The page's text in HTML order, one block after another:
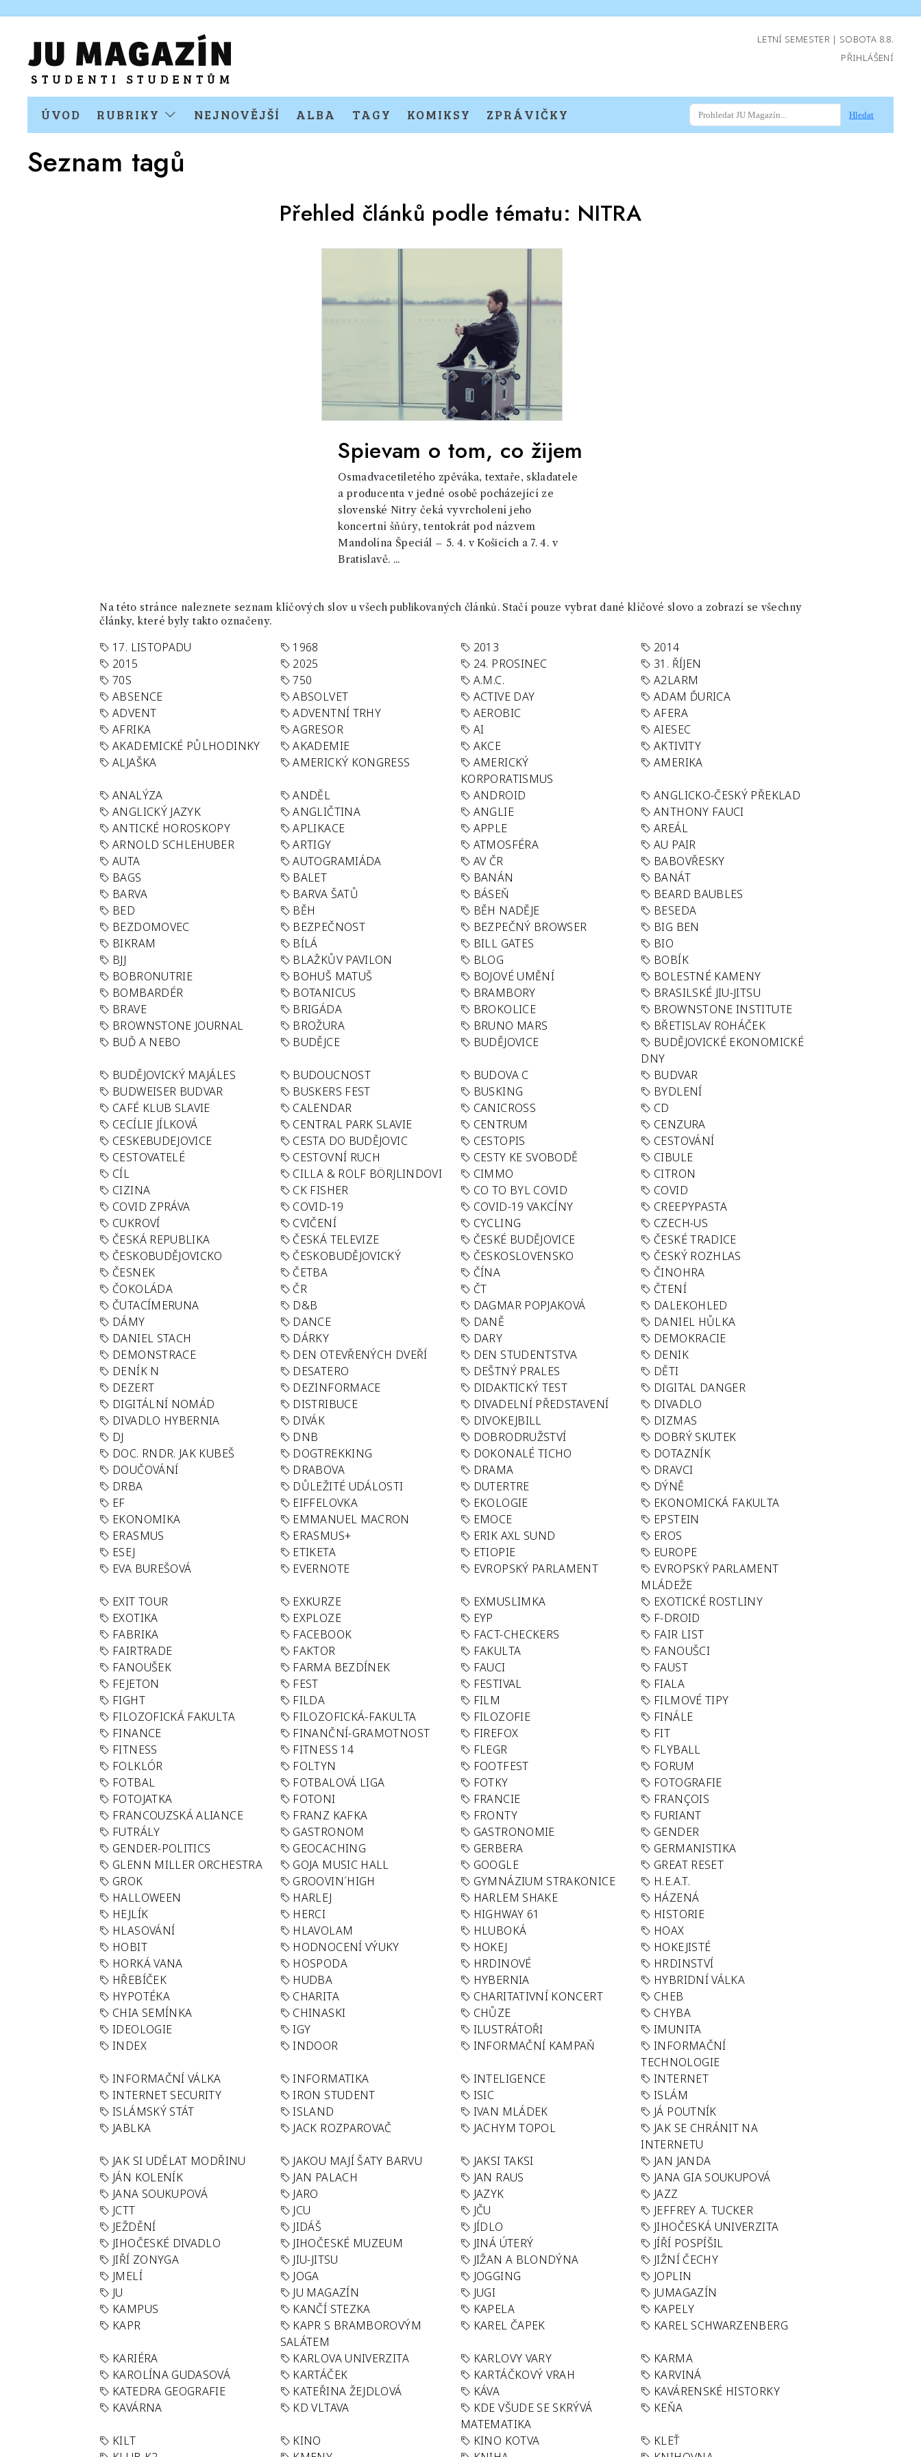
LETNÍ SEMESTER | SOBOTA 8.8.
PŘIHLÁŠENÍ
ÚVOD RUBRIKY NEJNOVĚJŠÍ ALBA TAGY KOMIKSY ZPRÁVIČKY Hledat
Seznam tagů
Přehled článků podle tématu: NITRA
Spievam o tom, co žijem
Osmadvacetiletého zpěváka, textaře, skladatele
a producenta v jedné osobě pocházející ze
slovenské Nitry čeká vyvrcholení jeho
koncertní šňůry, tentokrát pod názvem
Mandolína Špeciál – 5. 4. v Košicích a 7. 4. v
Bratislavě. ...
Na této stránce naleznete seznam klíčových slov u všech publikovaných článků. Stačí pouze vybrat dané klíčové slovo a zobrazí se všechny
články, které byly takto označeny.
17. LISTOPADU 1968 2013
2014
2015
2025 24. PROSINEC
31. ŘÍJEN
70S
750 A.M.C.
A2LARM
ABSENCE
ABSOLVET ACTIVE DAY
ADAM ĎURICA
ADVENT
ADVENTNÍ TRHY AEROBIC
AFERA
AFRIKA
AGRESOR AI
AIESEC
AKADEMICKÉ PŮLHODINKY
AKADEMIE AKCE
AKTIVITY
ALJAŠKA
AMERICKÝ KONGRESS
AMERICKÝ
KORPORATISMUS
AMERIKA
ANALÝZA ANDĚL ANDROID
ANGLICKO-ČESKÝ PŘEKLAD
ANGLICKÝ JAZYK
ANGLIČTINA ANGLIE
ANTHONY FAUCI
ANTICKÉ HOROSKOPY
APLIKACE APPLE
AREÁL
ARNOLD SCHLEHUBER
ARTIGY ATMOSFÉRA
AU PAIR
AUTA
AUTOGRAMIÁDA AV ČR
BABOVŘESKY
BAGS
BALET BANÁN
BANÁT
BARVA
BARVA ŠATŮ BÁSEŇ
BEARD BAUBLES
BED
BĚH BĚH NADĚJE
BESEDA
BEZDOMOVEC
BEZPEČNOST BEZPEČNÝ BROWSER
BIG BEN
BIKRAM
BÍLÁ BILL GATES
BIO
BJJ
BLAŽKŮV PAVILON BLOG
BOBÍK
BOBRONUTRIE
BOHUŠ MATUŠ BOJOVÉ UMĚNÍ
BOLESTNÉ KAMENY
BOMBARDÉR
BOTANICUS BRAMBORY
BRASILSKÉ JIU-JITSU
BRAVE
BRIGÁDA BROKOLICE
BROWNSTONE INSTITUTE
BROWNSTONE JOURNAL
BROŽURA BRUNO MARS
BŘETISLAV ROHÁČEK
BUĎ A NEBO
BUDĚJCE BUDĚJOVICE
BUDĚJOVICKÉ EKONOMICKÉ
DNY
BUDĚJOVICKÝ MAJÁLES
BUDOUCNOST BUDOVA C
BUDVAR
BUDWEISER BUDVAR
BUSKERS FEST BUSKING
BYDLENÍ
CAFÉ KLUB SLAVIE
CALENDAR CANICROSS
CD
CECÍLIE JÍLKOVÁ
CENTRAL PARK SLAVIE CENTRUM
CENZURA
CESKEBUDEJOVICE
CESTA DO BUDĚJOVIC CESTOPIS
CESTOVÁNÍ
CESTOVATELÉ
CESTOVNÍ RUCH CESTY KE SVOBODĚ
CIBULE
CÍL
CILLA & ROLF BÖRJLINDOVI CIMMO
CITRON
CIZINA
CK FISHER CO TO BYL COVID
COVID
COVID ZPRÁVA
COVID-19 COVID-19 VAKCÍNY
CREEPYPASTA
CUKROVÍ
CVIČENÍ CYCLING
CZECH-US
ČESKÁ REPUBLIKA
ČESKÁ TELEVIZE ČESKÉ BUDĚJOVICE
ČESKÉ TRADICE
ČESKOBUDĚJOVICKO
ČESKOBUDĚJOVICKÝ ČESKOSLOVENSKO
ČESKÝ ROZHLAS
ČESNEK
ČETBA ČÍNA
ČINOHRA
ČOKOLÁDA
ČR ČT
ČTENÍ
ČUTACÍMERUNA
D&B DAGMAR POPJAKOVÁ
DALEKOHLED
DÁMY
DANCE DANĚ
DANIEL HŮLKA
DANIEL STACH
DÁRKY DARY
DEMOKRACIE
DEMONSTRACE
DEN OTEVŘENÝCH DVEŘÍ DEN STUDENTSTVA
DENIK
DENÍK N
DESATERO DEŠTNÝ PRALES
DĚTI
DEZERT
DEZINFORMACE DIDAKTICKÝ TEST
DIGITAL DANGER
DIGITÁLNÍ NOMÁD
DISTRIBUCE DIVADELNÍ PŘEDSTAVENÍ
DIVADLO
DIVADLO HYBERNIA
DIVÁK DIVOKEJBILL
DIZMAS
DJ
DNB DOBRODRUŽSTVÍ
DOBRÝ SKUTEK
DOC. RNDR. JAK KUBEŠ
DOGTREKKING DOKONALÉ TICHO
DOTAZNÍK
DOUČOVÁNÍ
DRABOVA DRAMA
DRAVCI
DRBA
DŮLEŽITÉ UDÁLOSTI DUTERTRE
DÝNĚ
EF
EIFFELOVKA EKOLOGIE
EKONOMICKÁ FAKULTA
EKONOMIKA
EMMANUEL MACRON EMOCE
EPSTEIN
ERASMUS
ERASMUS+ ERIK AXL SUND
EROS
ESEJ
ETIKETA ETIOPIE
EUROPE
EVA BUREŠOVÁ
EVERNOTE EVROPSKÝ PARLAMENT
EVROPSKÝ PARLAMENT
MLÁDEŽE
EXIT TOUR
EXKURZE EXMUSLIMKA
EXOTICKÉ ROSTLINY
EXOTIKA
EXPLOZE EYP
F-DROID
FABRIKA
FACEBOOK FACT-CHECKERS
FAIR LIST
FAIRTRADE
FAKTOR FAKULTA
FANOUŠCI
FANOUŠEK
FARMA BEZDÍNEK FAUCI
FAUST
FEJETON
FEST FESTIVAL
FIALA
FIGHT
FILDA FILM
FILMOVÉ TIPY
FILOZOFICKÁ FAKULTA
FILOZOFICKÁ-FAKULTA FILOZOFIE
FINÁLE
FINANCE
FINANČNÍ-GRAMOTNOST FIREFOX
FIT
FITNESS
FITNESS 14 FLEGR
FLYBALL
FOLKLÓR
FOLTYN FOOTFEST
FORUM
FOTBAL
FOTBALOVÁ LIGA FOTKY
FOTOGRAFIE
FOTOJATKA
FOTONI FRANCIE
FRANÇOIS
FRANCOUZSKÁ ALIANCE
FRANZ KAFKA FRONTY
FURIANT
FUTRÁLY
GASTRONOM GASTRONOMIE
GENDER
GENDER-POLITICS
GEOCACHING GERBERA
GERMANISTIKA
GLENN MILLER ORCHESTRA
GOJA MUSIC HALL GOOGLE
GREAT RESET
GROK
GROOVIN´HIGH GYMNÁZIUM STRAKONICE
H.E.A.T.
HALLOWEEN
HARLEJ HARLEM SHAKE
HÁZENÁ
HEJLÍK
HERCI HIGHWAY 61
HISTORIE
HLASOVÁNÍ
HLAVOLAM HLUBOKÁ
HOAX
HOBIT
HODNOCENÍ VÝUKY HOKEJ
HOKEJISTÉ
HORKÁ VANA
HOSPODA HRDINOVÉ
HRDINSTVÍ
HŘEBÍČEK
HUDBA HYBERNIA
HYBRIDNÍ VÁLKA
HYPOTÉKA
CHARITA CHARITATIVNÍ KONCERT
CHEB
CHIA SEMÍNKA
CHINASKI CHŮZE
CHYBA
IDEOLOGIE
IGY ILUSTRÁTOŘI
IMUNITA
INDEX
INDOOR INFORMAČNÍ KAMPAŇ
INFORMAČNÍ
TECHNOLOGIE
INFORMAČNÍ VÁLKA
INFORMATIKA INTELIGENCE
INTERNET
INTERNET SECURITY
IRON STUDENT ISIC
ISLÁM
ISLÁMSKÝ STÁT
ISLAND IVAN MLÁDEK
JÁ POUTNÍK
JABLKA
JACK ROZPAROVAČ JACHYM TOPOL
JAK SE CHRÁNIT NA
INTERNETU
JAK SI UDĚLAT MODŘINU
JAKOU MAJÍ ŠATY BARVU JAKSI TAKSI
JAN JANDA
JÁN KOLENÍK
JAN PALACH JAN RAUS
JANA GIA SOUKUPOVÁ
JANA SOUKUPOVÁ
JARO JAZYK
JAZZ
JCTT
JCU JČU
JEFFREY A. TUCKER
JEŽDĚNÍ
JIDÁŠ JÍDLO
JIHOČESKÁ UNIVERZITA
JIHOČESKÉ DIVADLO
JIHOČESKÉ MUZEUM JINÁ ÚTERÝ
JÍŘÍ POSPÍŠIL
JIŘÍ ZONYGA
JIU-JITSU JIŽAN A BLONDÝNA
JIŽNÍ ČECHY
JMELÍ
JOGA JOGGING
JOPLIN
JU
JU MAGAZÍN JUGI
JUMAGAZÍN
KAMPUS
KANČÍ STEZKA KAPELA
KAPELY
KAPR
KAPR S BRAMBOROVÝM
SALÁTEM
KAREL ČAPEK KAREL SCHWARZENBERG
KARIÉRA KARLOVA UNIVERZITA KARLOVY VARY
KARMA
KAROLÍNA GUDASOVÁ
KARTÁČEK KARTÁČKOVÝ VRAH
KARVINÁ
KATEDRA GEOGRAFIE
KATEŘINA ŽEJDLOVÁ KÁVA
KAVÁRENSKÉ HISTORKY
KAVÁRNA
KD VLTAVA
KDE VŠUDE SE SKRÝVÁ
MATEMATIKA
KEŇA
KILT KINO KINO KOTVA
KLEŤ